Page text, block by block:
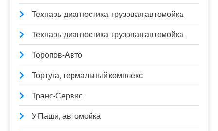
Технарь-диагностика, грузовая автомойка
Технарь-диагностика, грузовая автомойка
Торопов-Авто
Тортуга, термальный комплекс
Транс-Сервис
У Паши, автомойка